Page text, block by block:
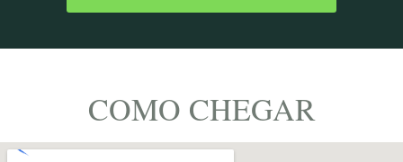
COMO CHEGAR